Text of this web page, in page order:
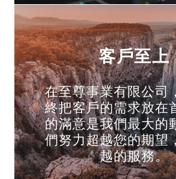
客戶至上
在至尊事業有限公司
終把客戶的需求放在
的滿意是我們最大的
們努力超越您的期望
越的服務。